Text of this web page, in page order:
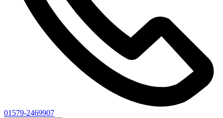
01579-2469907